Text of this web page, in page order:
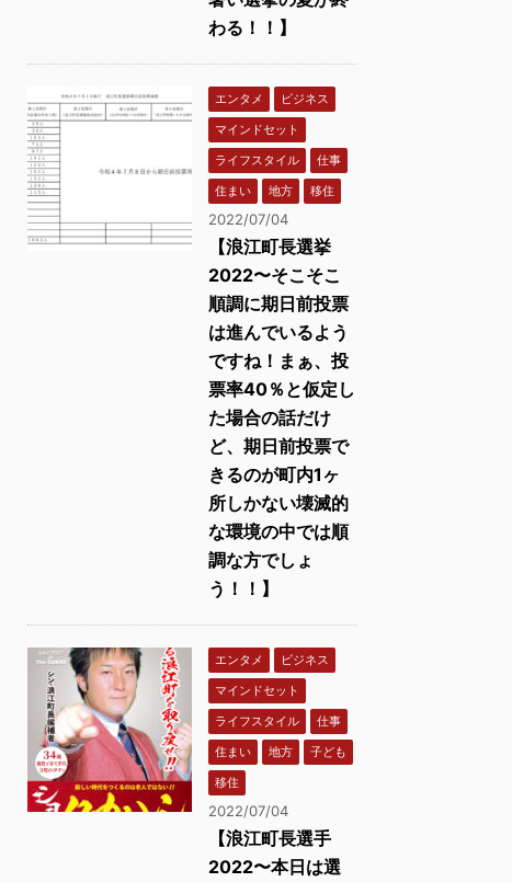
わる！！】
エンタメ
ビジネス
マインドセット
ライフスタイル
仕事
住まい
地方 移住
2022/07/04
【浪江町長選挙
2022〜そこそこ
順調に期日前投票
は進んでいるよう
ですね！まぁ、投
票率40％と仮定し
た場合の話だけ
ど、期日前投票で
きるのが町内1ヶ
所しかない壊滅的
な環境の中では順
調な方でしょ
う！！】
エンタメ
ビジネス
マインドセット
ライフスタイル
仕事
住まい
地方
子ども
移住
2022/07/04
【浪江町長選手
2022〜本日は選